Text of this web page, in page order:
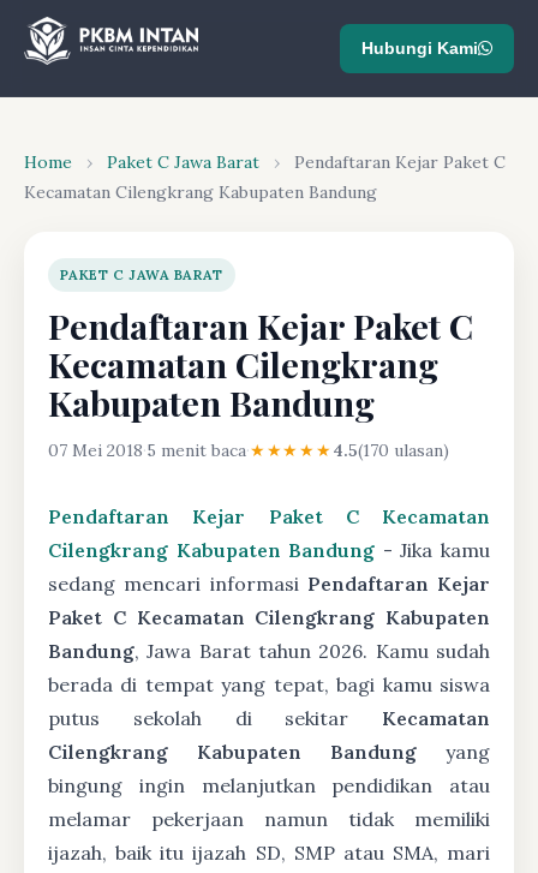
Hubungi Kami
Home › Paket C Jawa Barat ›
Pendaftaran Kejar Paket C
Kecamatan Cilengkrang Kabupaten Bandung
PAKET C JAWA BARAT
Pendaftaran Kejar Paket C
Kecamatan Cilengkrang
Kabupaten Bandung
07 Mei 2018·5 menit baca·★★★★★4.5(170 ulasan)
Pendaftaran Kejar Paket C Kecamatan
Cilengkrang Kabupaten Bandung - Jika kamu
sedang mencari informasi Pendaftaran Kejar
Paket C Kecamatan Cilengkrang Kabupaten
Bandung, Jawa Barat tahun 2026. Kamu sudah
berada di tempat yang tepat, bagi kamu siswa
putus sekolah di sekitar Kecamatan
Cilengkrang Kabupaten Bandung yang
bingung ingin melanjutkan pendidikan atau
melamar pekerjaan namun tidak memiliki
ijazah, baik itu ijazah SD, SMP atau SMA, mari